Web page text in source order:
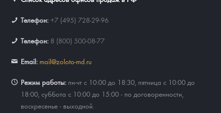
Телефон: +7 (495) 728-29-96
Телефон: 8 (800) 500-08-77
Email: mail@zoloto-md.ru
Режим работы: пн-чт с 10:00 до 18:30, пятница с 10:00 до
18:00, суббота с 10:00 до 15:00 - по договоренности,
воскресенье - выходной.